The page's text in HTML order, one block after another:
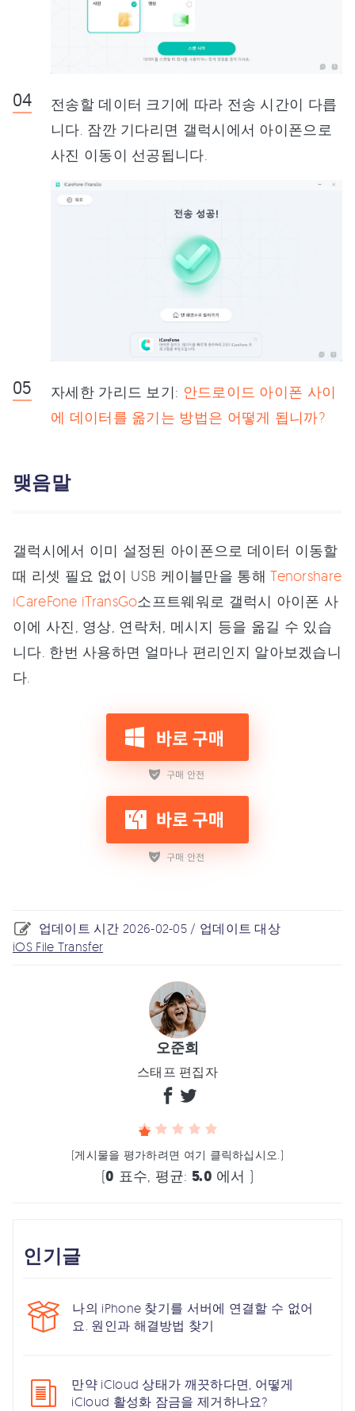
전송할 데이터 크기에 따라 전송 시간이 다릅
니다. 잠깐 기다리면 갤럭시에서 아이폰으로
사진 이동이 선공됩니다.
자세한 가리드 보기: 안드로이드 아이폰 사이
에 데이터를 옮기는 방법은 어떻게 됩니까?
맺음말
갤럭시에서 이미 설정된 아이폰으로 데이터 이동할
때 리셋 필요 없이 USB 케이블만을 통해Tenorshare
iCareFone iTransGo소프트웨워로 갤럭시 아이폰 사
이에 사진, 영상, 연락처, 메시지 등을 옮길 수 있습
니다. 한번 사용하면 얼마나 편리인지 알아보겠습니
다.
업데이트 시간 2026-02-05 / 업데이트 대상
iOS File Transfer
오준희
스태프 편집자
(게시물을 평가하려면 여기 클릭하십시오.)
(0 표수, 평균: 5.0 에서 )
인기글
나의 iPhone 찾기를 서버에 연결할 수 없어
요. 원인과 해결방법 찾기
만약 iCloud 상태가 깨끗하다면, 어떻게
iCloud 활성화 잠금을 제거하나요?